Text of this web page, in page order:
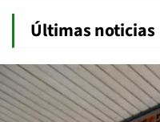
Últimas noticias